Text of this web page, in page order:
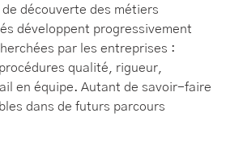
découverte des métiers
développent progressivement
par les entreprises :
qualité, rigueur,
en équipe. Autant de savoir-faire
dans de futurs parcours